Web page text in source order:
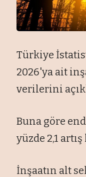
Türkiye
2026'ya ait
verilerini
Buna göre
yüzde 2,1
İnşaatın alt